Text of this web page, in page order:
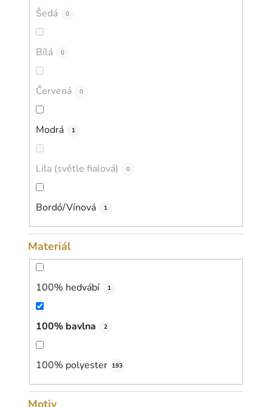
Šedá 0
Bílá 0
Červená 0
Modrá 1
Lila (světle fialová) 0
Bordó/Vínová 1
Materiál
100% hedvábí 1
100% bavlna 2
100% polyester 193
Motiv